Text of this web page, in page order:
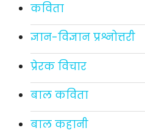
कविता
ज्ञान-विज्ञान प्रश्नोत्तरी
प्रेरक विचार
बाल कविता
बाल कहानी